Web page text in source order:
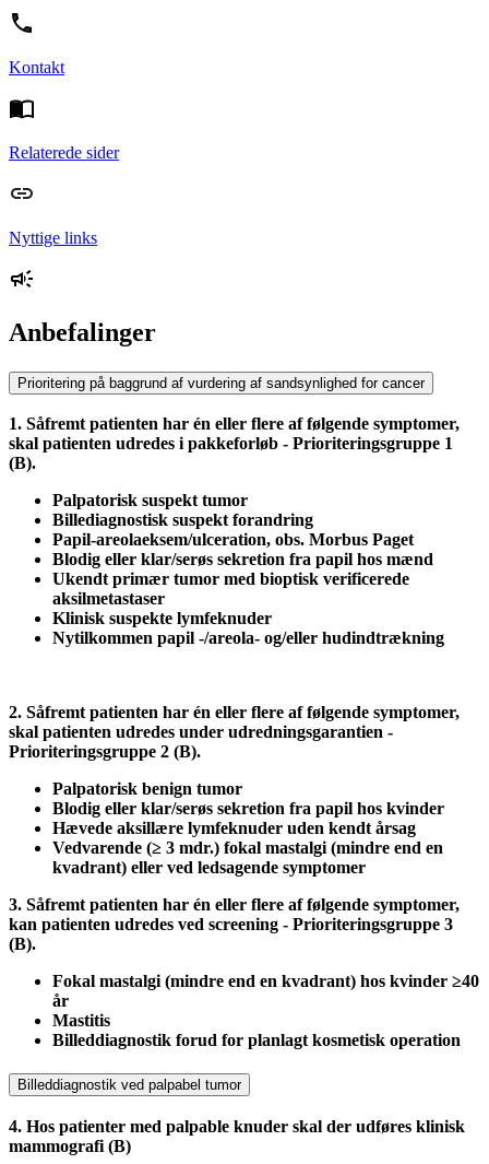
Kontakt
Relaterede sider
Nyttige links
Anbefalinger
Prioritering på baggrund af vurdering af sandsynlighed for cancer
1. Såfremt patienten har én eller flere af følgende symptomer,
skal patienten udredes i pakkeforløb - Prioriteringsgruppe 1
(B).
Palpatorisk suspekt tumor
Billediagnostisk suspekt forandring
Papil-areolaeksem/ulceration, obs. Morbus Paget
Blodig eller klar/serøs sekretion fra papil hos mænd
Ukendt primær tumor med bioptisk verificerede
aksilmetastaser
Klinisk suspekte lymfeknuder
Nytilkommen papil -/areola- og/eller hudindtrækning
2. Såfremt patienten har én eller flere af følgende symptomer,
skal patienten udredes under udredningsgarantien -
Prioriteringsgruppe 2 (B).
Palpatorisk benign tumor
Blodig eller klar/serøs sekretion fra papil hos kvinder
Hævede aksillære lymfeknuder uden kendt årsag
Vedvarende (≥ 3 mdr.) fokal mastalgi (mindre end en
kvadrant) eller ved ledsagende symptomer
3. Såfremt patienten har én eller flere af følgende symptomer,
kan patienten udredes ved screening - Prioriteringsgruppe 3
(B).
Fokal mastalgi (mindre end en kvadrant) hos kvinder ≥40
år
Mastitis
Billeddiagnostik forud for planlagt kosmetisk operation
Billeddiagnostik ved palpabel tumor
4. Hos patienter med palpable knuder skal der udføres klinisk
mammografi (B)